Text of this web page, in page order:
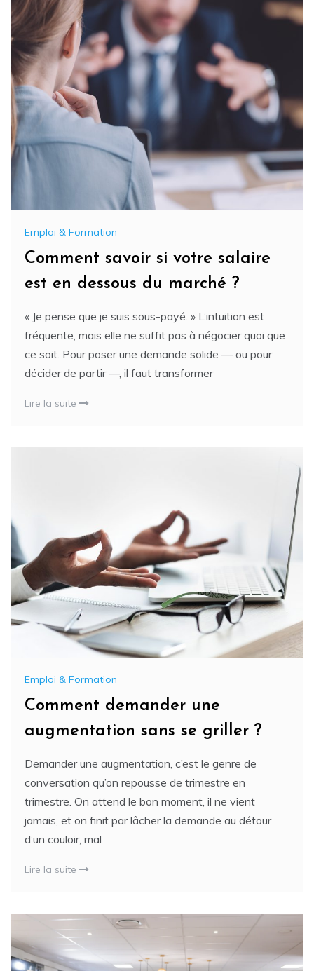
Emploi & Formation
Comment savoir si votre salaire
est en dessous du marché ?
« Je pense que je suis sous-payé. » L’intuition est
fréquente, mais elle ne suffit pas à négocier quoi que
ce soit. Pour poser une demande solide — ou pour
décider de partir —, il faut transformer
Lire la suite
Emploi & Formation
Comment demander une
augmentation sans se griller ?
Demander une augmentation, c’est le genre de
conversation qu’on repousse de trimestre en
trimestre. On attend le bon moment, il ne vient
jamais, et on finit par lâcher la demande au détour
d’un couloir, mal
Lire la suite